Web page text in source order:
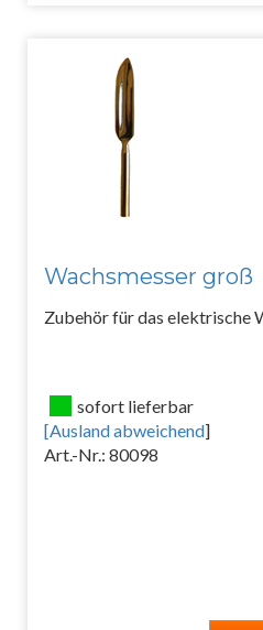
Wachsmesser groß
Zubehör für das elektrische
sofort lieferbar
[Ausland abweichend]
Art.-Nr.: 80098